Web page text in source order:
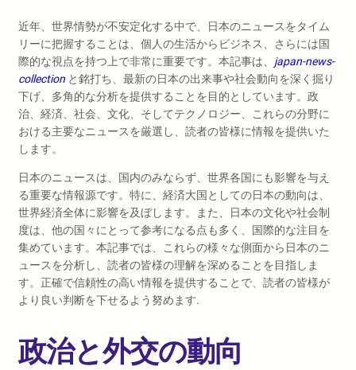
近年、世界情勢が不安定化する中で、日本のニュースをタイム
リーに把握することは、個人の生活からビジネス、さらには国
際的な視点を持つ上で非常に重要です。本記事は、 japan-news-
collection と銘打ち、最新の日本の出来事や社会動向を深く掘り
下げ、多角的な分析を提供することを目的としています。政
治、経済、社会、文化、そしてテクノロジー、これらの分野に
おける主要なニュースを厳選し、読者の皆様に情報を提供いた
します。
日本のニュースは、国内のみならず、世界各国にも影響を与え
る重要な情報源です。特に、経済大国としての日本の動向は、
世界経済全体に影響を及ぼします。また、日本の文化や社会制
度は、他の国々にとって参考になる点も多く、国際的な注目を
集めています。本記事では、これらの様々な側面から日本のニ
ュースを分析し、読者の皆様の理解を深めることを目指しま
す。正確で信頼性の高い情報を提供することで、読者の皆様が
より良い判断を下せるよう努めます.
政治と外交の動向